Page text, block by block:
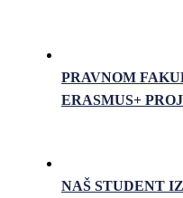
PRAVNOM
ERASMUS+
NAŠ STUDENT